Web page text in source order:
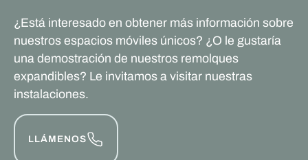
¿Está interesado en obtener más información sobre
nuestros espacios móviles únicos? ¿O le gustaría
una demostración de nuestros remolques
expandibles? Le invitamos a visitar nuestras
instalaciones.
LLÁMENOS